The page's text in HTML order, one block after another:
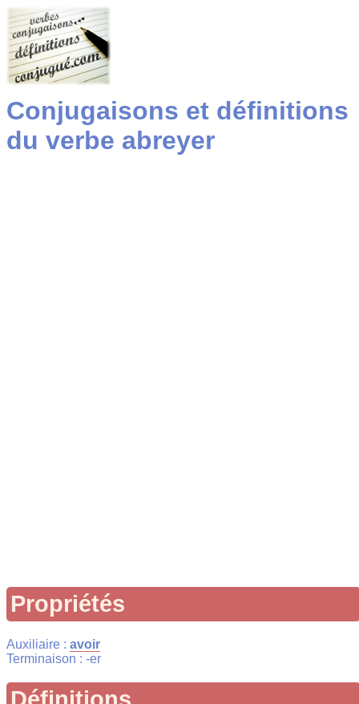
Conjugaisons et définitions
du verbe abreyer
Propriétés
Auxiliaire : avoir
Terminaison : -er